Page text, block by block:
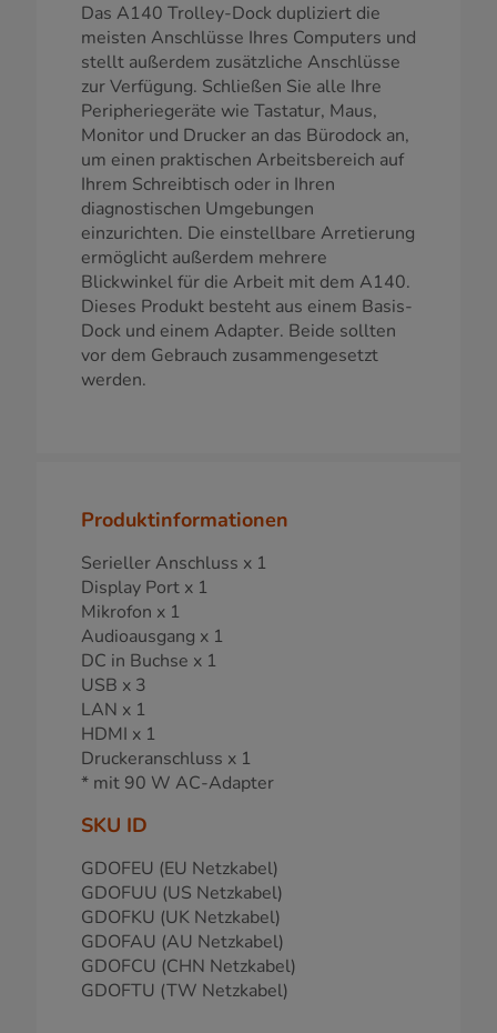
Das A140 Trolley-Dock dupliziert die
meisten Anschlüsse Ihres Computers und
stellt außerdem zusätzliche Anschlüsse
zur Verfügung. Schließen Sie alle Ihre
Peripheriegeräte wie Tastatur, Maus,
Monitor und Drucker an das Bürodock an,
um einen praktischen Arbeitsbereich auf
Ihrem Schreibtisch oder in Ihren
diagnostischen Umgebungen
einzurichten. Die einstellbare Arretierung
ermöglicht außerdem mehrere
Blickwinkel für die Arbeit mit dem A140.
Dieses Produkt besteht aus einem Basis-
Dock und einem Adapter. Beide sollten
vor dem Gebrauch zusammengesetzt
werden.
Produktinformationen
Serieller Anschluss x 1
Display Port x 1
Mikrofon x 1
Audioausgang x 1
DC in Buchse x 1
USB x 3
LAN x 1
HDMI x 1
Druckeranschluss x 1
* mit 90 W AC-Adapter
SKU ID
GDOFEU (EU Netzkabel)
GDOFUU (US Netzkabel)
GDOFKU (UK Netzkabel)
GDOFAU (AU Netzkabel)
GDOFCU (CHN Netzkabel)
GDOFTU (TW Netzkabel)